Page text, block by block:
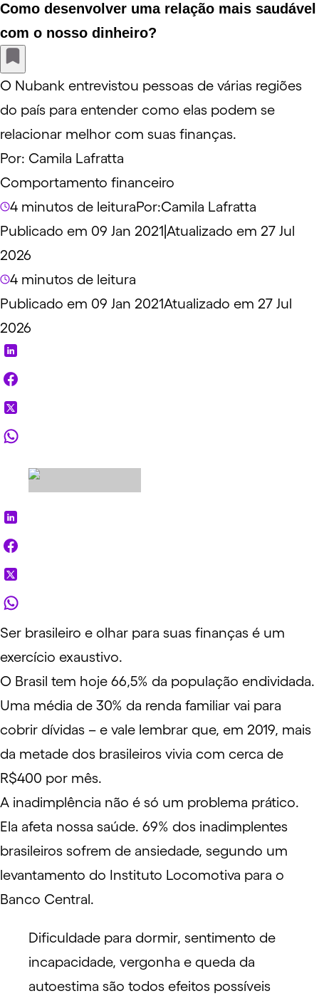
Como desenvolver uma relação mais saudável
com o nosso dinheiro?
O Nubank entrevistou pessoas de várias regiões
do país para entender como elas podem se
relacionar melhor com suas finanças.
Por: Camila Lafratta
Comportamento financeiro
4 minutos de leituraPor:Camila Lafratta
Publicado em 09 Jan 2021 Atualizado em 27 Jul
2026
4 minutos de leitura
Publicado em 09 Jan 2021Atualizado em 27 Jul
2026
Ser brasileiro e olhar para suas finanças é um
exercício exaustivo.
O Brasil tem hoje 66,5% da população endividada.
Uma média de 30% da renda familiar vai para
cobrir dívidas – e vale lembrar que, em 2019, mais
da metade dos brasileiros vivia com cerca de
R$400 por mês.
A inadimplência não é só um problema prático.
Ela afeta nossa saúde. 69% dos inadimplentes
brasileiros sofrem de ansiedade, segundo um
levantamento do Instituto Locomotiva para o
Banco Central.
Dificuldade para dormir, sentimento de
incapacidade, vergonha e queda da
autoestima são todos efeitos possíveis